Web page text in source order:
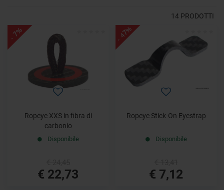
14 PRODOTTI
- 7%
Ropeye XXS in fibra di
carbonio
Disponibile
€ 22,73
- 47%
Ropeye Stick-On Eyestrap
Disponibile
€ 7,12